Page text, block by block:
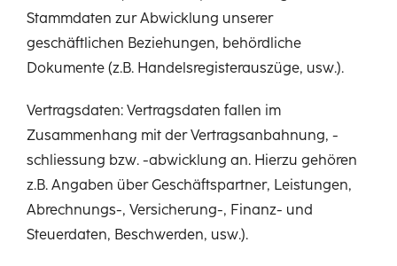
Stammdaten zur Abwicklung unserer
geschäftlichen Beziehungen, behördliche
Dokumente (z.B. Handelsregisterauszüge, usw.).
Vertragsdaten: Vertragsdaten fallen im
Zusammenhang mit der Vertragsanbahnung, -
schliessung bzw. -abwicklung an. Hierzu gehören
z.B. Angaben über Geschäftspartner, Leistungen,
Abrechnungs-, Versicherung-, Finanz- und
Steuerdaten, Beschwerden, usw.).